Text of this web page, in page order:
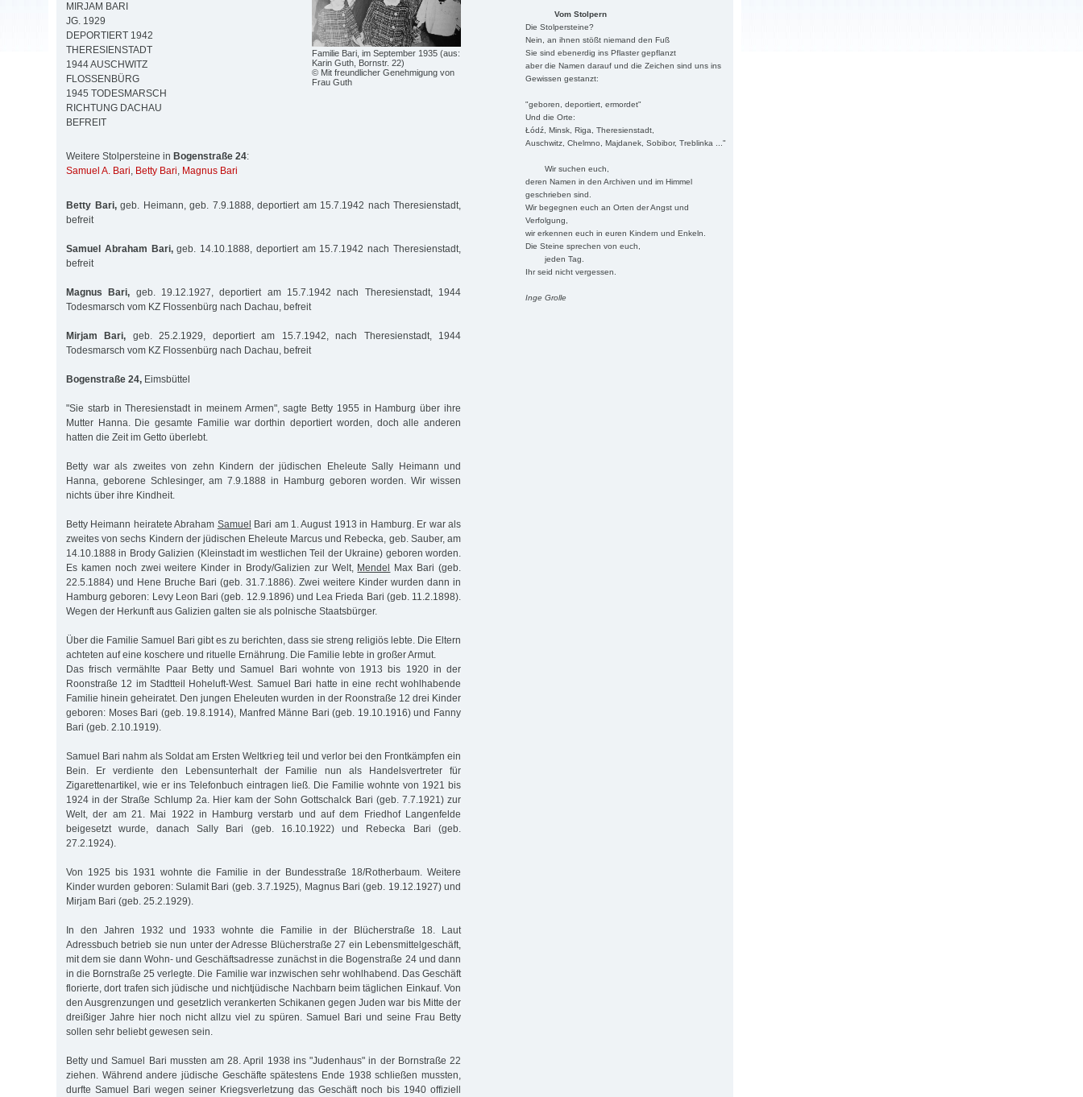
Vom Stolpern
Die Stolpersteine?
Nein, an ihnen stößt niemand den Fuß
Sie sind ebenerdig ins Pflaster gepflanzt
aber die Namen darauf und die Zeichen sind uns ins
Gewissen gestanzt:
"geboren, deportiert, ermordet"
Und die Orte:
Łódź, Minsk, Riga, Theresienstadt,
Auschwitz, Chelmno, Majdanek, Sobibor, Treblinka ..."
Wir suchen euch,
deren Namen in den Archiven und im Himmel
geschrieben sind.
Wir begegnen euch an Orten der Angst und
Verfolgung,
wir erkennen euch in euren Kindern und Enkeln.
Die Steine sprechen von euch,
jeden Tag.
Ihr seid nicht vergessen.
Inge Grolle
Familie Bari, im September 1935 (aus:
Karin Guth, Bornstr. 22)
© Mit freundlicher Genehmigung von
Frau Guth
MIRJAM BARI
JG. 1929
DEPORTIERT 1942
THERESIENSTADT
1944 AUSCHWITZ
FLOSSENBÜRG
1945 TODESMARSCH
RICHTUNG DACHAU
BEFREIT
Weitere Stolpersteine in Bogenstraße 24:
Samuel A. Bari, Betty Bari, Magnus Bari
Betty Bari,geb. Heimann, geb. 7.9.1888, deportiert am 15.7.1942 nach Theresienstadt,
befreit
Samuel Abraham Bari,geb. 14.10.1888, deportiert am 15.7.1942 nach Theresienstadt,
befreit
Magnus Bari, geb. 19.12.1927, deportiert am 15.7.1942 nach Theresienstadt, 1944
Todesmarsch vom KZ Flossenbürg nach Dachau, befreit
Mirjam Bari, geb. 25.2.1929, deportiert am 15.7.1942, nach Theresienstadt, 1944
Todesmarsch vom KZ Flossenbürg nach Dachau, befreit
Bogenstraße 24, Eimsbüttel
"Sie starb in Theresienstadt in meinem Armen", sagte Betty 1955 in Hamburg über ihre
Mutter Hanna. Die gesamte Familie war dorthin deportiert worden, doch alle anderen
hatten die Zeit im Getto überlebt.
Betty war als zweites von zehn Kindern der jüdischen Eheleute Sally Heimann und
Hanna, geborene Schlesinger, am 7.9.1888 in Hamburg geboren worden. Wir wissen
nichts über ihre Kindheit.
Betty Heimann heiratete Abraham Samuel Bari am 1. August 1913 in Hamburg. Er war als
zweites von sechs Kindern der jüdischen Eheleute Marcus und Rebecka, geb. Sauber, am
14.10.1888 in Brody Galizien (Kleinstadt im westlichen Teil der Ukraine) geboren worden.
Es kamen noch zwei weitere Kinder in Brody/Galizien zur Welt, Mendel Max Bari (geb.
22.5.1884) und Hene Bruche Bari (geb. 31.7.1886). Zwei weitere Kinder wurden dann in
Hamburg geboren: Levy Leon Bari (geb. 12.9.1896) und Lea Frieda Bari (geb. 11.2.1898).
Wegen der Herkunft aus Galizien galten sie als polnische Staatsbürger.
Über die Familie Samuel Bari gibt es zu berichten, dass sie streng religiös lebte. Die Eltern
achteten auf eine koschere und rituelle Ernährung. Die Familie lebte in großer Armut.
Das frisch vermählte Paar Betty und Samuel Bari wohnte von 1913 bis 1920 in der
Roonstraße 12 im Stadtteil Hoheluft-West. Samuel Bari hatte in eine recht wohlhabende
Familie hinein geheiratet. Den jungen Eheleuten wurden in der Roonstraße 12 drei Kinder
geboren: Moses Bari (geb. 19.8.1914), Manfred Männe Bari (geb. 19.10.1916) und Fanny
Bari (geb. 2.10.1919).
Samuel Bari nahm als Soldat am Ersten Weltkrieg teil und verlor bei den Frontkämpfen ein
Bein. Er verdiente den Lebensunterhalt der Familie nun als Handelsvertreter für
Zigarettenartikel, wie er ins Telefonbuch eintragen ließ. Die Familie wohnte von 1921 bis
1924 in der Straße Schlump 2a. Hier kam der Sohn Gottschalck Bari (geb. 7.7.1921) zur
Welt, der am 21. Mai 1922 in Hamburg verstarb und auf dem Friedhof Langenfelde
beigesetzt wurde, danach Sally Bari (geb. 16.10.1922) und Rebecka Bari (geb.
27.2.1924).
Von 1925 bis 1931 wohnte die Familie in der Bundesstraße 18/Rotherbaum. Weitere
Kinder wurden geboren: Sulamit Bari (geb. 3.7.1925), Magnus Bari (geb. 19.12.1927) und
Mirjam Bari (geb. 25.2.1929).
In den Jahren 1932 und 1933 wohnte die Familie in der Blücherstraße 18. Laut
Adressbuch betrieb sie nun unter der Adresse Blücherstraße 27 ein Lebensmittelgeschäft,
mit dem sie dann Wohn- und Geschäftsadresse zunächst in die Bogenstraße 24 und dann
in die Bornstraße 25 verlegte. Die Familie war inzwischen sehr wohlhabend. Das Geschäft
florierte, dort trafen sich jüdische und nichtjüdische Nachbarn beim täglichen Einkauf. Von
den Ausgrenzungen und gesetzlich verankerten Schikanen gegen Juden war bis Mitte der
dreißiger Jahre hier noch nicht allzu viel zu spüren. Samuel Bari und seine Frau Betty
sollen sehr beliebt gewesen sein.
Betty und Samuel Bari mussten am 28. April 1938 ins "Judenhaus" in der Bornstraße 22
ziehen. Während andere jüdische Geschäfte spätestens Ende 1938 schließen mussten,
durfte Samuel Bari wegen seiner Kriegsverletzung das Geschäft noch bis 1940 offiziell